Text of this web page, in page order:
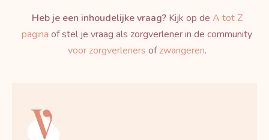
Heb je een inhoudelijke vraag?Kijk op de A tot Z
pagina of stel je vraag als zorgverlener in de community
voor zorgverleners ofzwangeren.